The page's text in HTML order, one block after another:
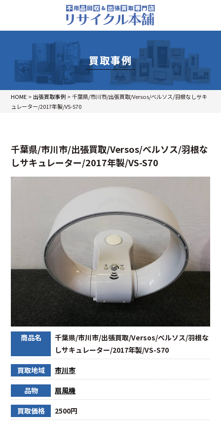
買取事例
HOME > 出張買取事例 >千葉県/市川市/出張買取/Versos/べルソス/羽根なしサキ
ュレーター/2017年製/VS-S70
千葉県/市川市/出張買取/Versos/べルソス/羽根な
しサキュレーター/2017年製/VS-S70
商品名
千葉県/市川市/出張買取/Versos/べルソス/羽根な
しサキュレーター/2017年製/VS-S70
買取地域 市川市
品物 扇風機
買取価格 2500円